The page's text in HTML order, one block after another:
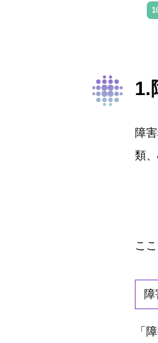
1.
障
類
こ
障
「